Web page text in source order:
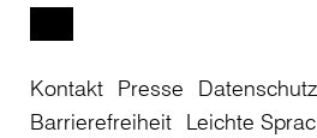
Weiterbildung
Studienkolleg
Einrichtungen
Studierende
Kontakt Presse
Barrierefreiheit Leichte